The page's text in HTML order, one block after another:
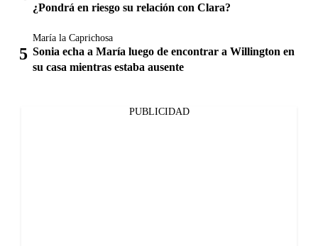
¿Pondrá en riesgo su relación con Clara?
María la Caprichosa
Sonia echa a María luego de encontrar a Willington en
su casa mientras estaba ausente
PUBLICIDAD